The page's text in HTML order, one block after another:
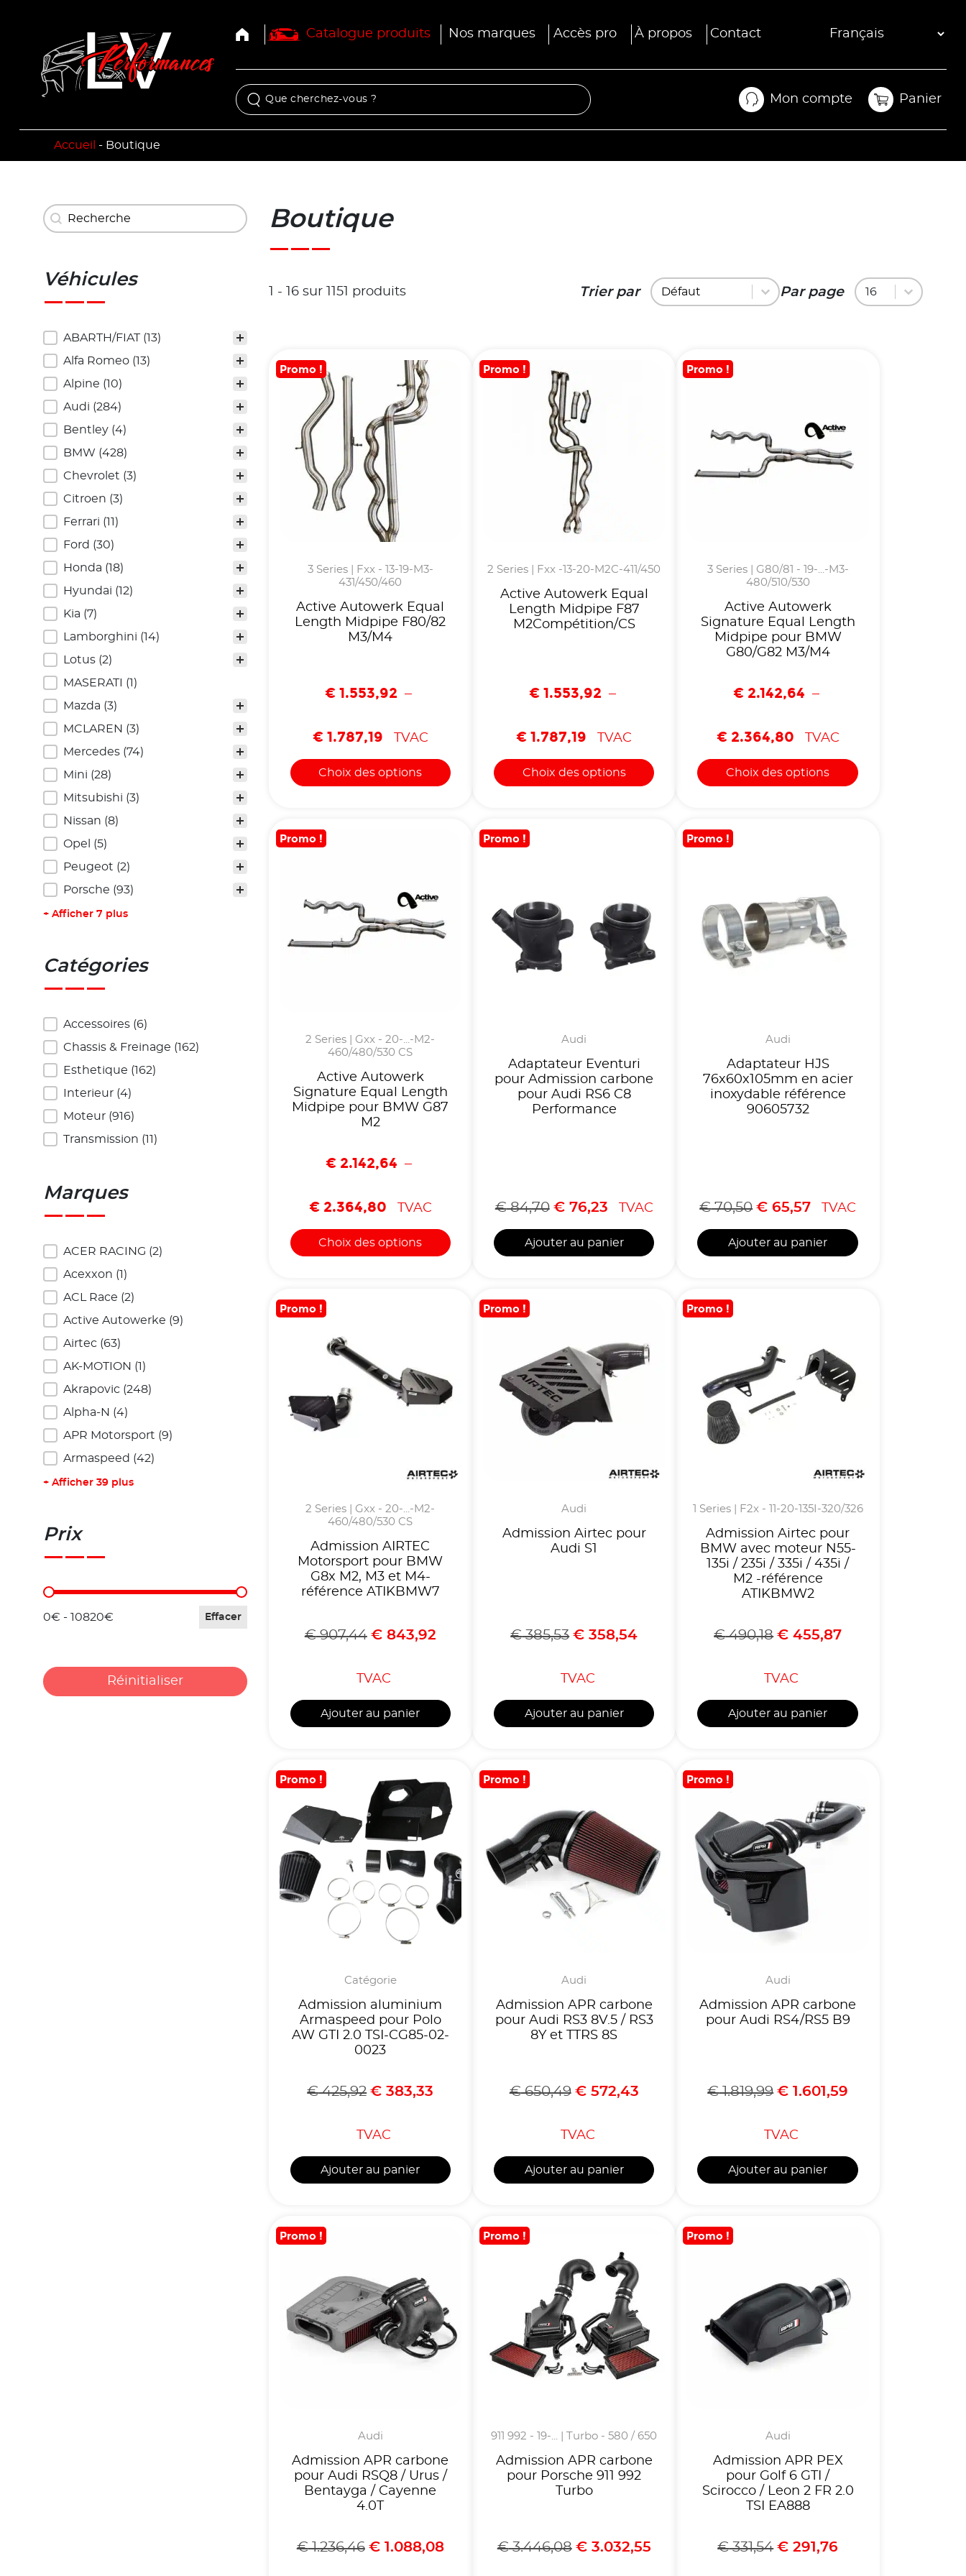
Catalogue produits Nos marques Accès pro À propos Contact
Mon compte
Mon compte
Panier
Panier
Accueil - Boutique
Recherche
Rechercher
Véhicules
Véhicules
ABARTH/FIAT (13)
Alfa Romeo (13)
Alpine (10)
Audi (284)
Bentley (4)
BMW (428)
Chevrolet (3)
Citroen (3)
Ferrari (11)
Ford (30)
Honda (18)
Hyundai (12)
Kia (7)
Lamborghini (14)
Lotus (2)
MASERATI (1)
Mazda (3)
MCLAREN (3)
Mercedes (74)
Mini (28)
Mitsubishi (3)
Nissan (8)
Opel (5)
Peugeot (2)
Porsche (93)
+ Afficher 7 plus
Catégories
Catégories
Accessoires (6)
Chassis & Freinage (162)
Esthetique (162)
Interieur (4)
Moteur (916)
Transmission (11)
Marques
Marques
ACER RACING (2)
Acexxon (1)
ACL Race (2)
Active Autowerke (9)
Airtec (63)
AK-MOTION (1)
Akrapovic (248)
Alpha-N (4)
APR Motorsport (9)
Armaspeed (42)
+ Afficher 39 plus
Prix
Prix
0€ - 10820€ Effacer
Réinitialiser
Boutique
1 - 16 sur 1151 produits Trier par
Trier par
Trier par
Trier par Par page Par page
16
Par page
Promo !
3 Series | Fxx - 13-19-M3-
431/450/460
Active Autowerk Equal
Length Midpipe F80/82
M3/M4
€ 1.553,92 –
€1.787,19 TVAC
Choix des options
Promo !
2 Series | Fxx -13-20-M2C-411/450
Active Autowerk Equal
Length Midpipe F87
M2Compétition/CS
€1.553,92 –
€ 1.787,19 TVAC
Choix des options
Promo !
3 Series | G80/81 - 19-...-M3-
480/510/530
Active Autowerk
Signature Equal Length
Midpipe pour BMW
G80/G82 M3/M4
€2.142,64 –
€2.364,80 TVAC
Choix des options
Promo !
2 Series | Gxx - 20-...-M2-
460/480/530 CS
Active Autowerk
Signature Equal Length
Midpipe pour BMW G87
M2
€2.142,64 –
€2.364,80 TVAC
Choix des options
Promo !
Audi
Adaptateur Eventuri
pour Admission carbone
pour Audi RS6 C8
Performance
€84,70 €76,23 TVAC
Ajouter au panier
Promo !
Audi
Adaptateur HJS
76x60x105mm en acier
inoxydable référence
90605732
€70,50 € 65,57 TVAC
Ajouter au panier
Promo !
2 Series | Gxx - 20-...-M2-
460/480/530 CS
Admission AIRTEC
Motorsport pour BMW
G8x M2, M3 et M4-
référence ATIKBMW7
€907,44 €843,92
TVAC
Ajouter au panier
Promo !
Audi
Admission Airtec pour
Audi S1
€385,53 € 358,54
TVAC
Ajouter au panier
Promo !
1 Series | F2x - 11-20-135I-320/326
Admission Airtec pour
BMW avec moteur N55-
135i / 235i / 335i / 435i /
M2 -référence
ATIKBMW2
€490,18 € 455,87
TVAC
Ajouter au panier
Promo !
Catégorie
Admission aluminium
Armaspeed pour Polo
AW GTI 2.0 TSI-CG85-02-
0023
€425,92 € 383,33
TVAC
Ajouter au panier
Promo !
Audi
Admission APR carbone
pour Audi RS3 8V.5 / RS3
8Y et TTRS 8S
€650,49 €572,43
TVAC
Ajouter au panier
Promo !
Audi
Admission APR carbone
pour Audi RS4/RS5 B9
€1.819,99 € 1.601,59
TVAC
Ajouter au panier
Promo !
Audi
Admission APR carbone
pour Audi RSQ8 / Urus /
Bentayga / Cayenne
4.0T
€1.236,46 €1.088,08
Promo !
911 992 - 19-... | Turbo - 580 / 650
Admission APR carbone
pour Porsche 911 992
Turbo
€3.446,08 €3.032,55
Promo !
Audi
Admission APR PEX
pour Golf 6 GTI /
Scirocco / Leon 2 FR 2.0
TSI EA888
€331,54 € 291,76